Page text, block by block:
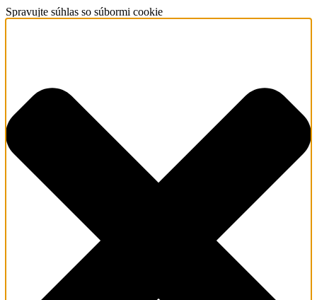
Spravujte súhlas so súbormi cookie